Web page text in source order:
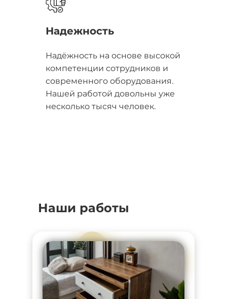
Надежность
Надёжность на основе высокой
компетенции сотрудников и
современного оборудования.
Нашей работой довольны уже
несколько тысяч человек.
Наши работы